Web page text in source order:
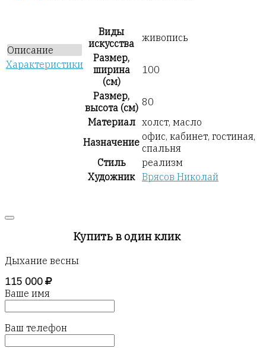
Описание
Характеристики
Виды
искусства
живопись
Размер,
ширина
(см)
100
Размер,
высота (см) 80
Материал холст, масло
Назначение офис, кабинет, гостиная,
спальня
Стиль
реализм
Художник Врясов Николай
Купить в один клик
Дыхание весны
115 000
Ваше имя
Ваш телефон